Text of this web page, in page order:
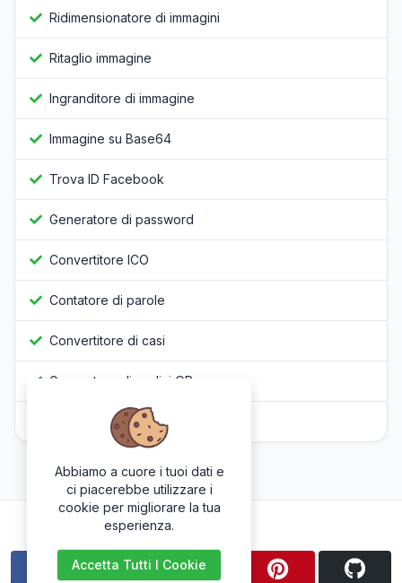
Ridimensionatore di immagini
Ritaglio immagine
Ingranditore di immagine
Immagine su Base64
Trova ID Facebook
Generatore di password
Convertitore ICO
Contatore di parole
Convertitore di casi
Generatore di codici QR
Offuscatore Javascript
Abbiamo a cuore i tuoi dati e
ci piacerebbe utilizzare i
cookie per migliorare la tua
esperienza.
Accetta Tutti I Cookie